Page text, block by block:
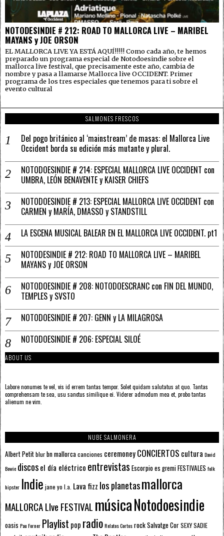
NOTODESINDIE # 212: ROAD TO MALLORCA LIVE – MARIBEL
MAYANS y JOE ORSON
EL MALLORCA LIVE YA ESTÁ AQUÍ!!!!! Como cada año, te hemos
preparado un programa especial de Notodoesindie sobre el
mallorca live festival, que precisamente este año, cambia de
nombre y pasa a llamarse Mallorca live OCCIDENT. Primer
programa de los tres especiales que tenemos para ti sobre el
evento cultural
SALMONES FRESCOS
Del pogo británico al ‘mainstream’ de masas: el Mallorca Live
Occident borda su edición más mutante y plural.
NOTODOESINDIE # 214: ESPECIAL MALLORCA LIVE OCCIDENT con
UMBRA, LEÓN BENAVENTE y KAISER CHIEFS
NOTODOESINDIE # 213: ESPECIAL MALLORCA LIVE OCCIDENT con
CARMEN y MARÍA, DMASSO y STANDSTILL
LA ESCENA MUSICAL BALEAR EN EL MALLORCA LIVE OCCIDENT. pt1
NOTODESINDIE # 212: ROAD TO MALLORCA LIVE – MARIBEL
MAYANS y JOE ORSON
NOTODOESINDIE # 208: NOTODOESCRANC con FIN DEL MUNDO,
TEMPLES y SVSTO
NOTODOESINDIE # 207: GENN y LA MILAGROSA
NOTODOESINDIE # 206: ESPECIAL SILOÉ
ABOUT US
Labore nonumes te vel, vis id errem tantas tempor. Solet quidam salutatus at quo. Tantas
comprehensam te sea, usu sanctus similique ei. Viderer admodum mea et, probo tantas
alienum ne vim.
NUBE SALMONERA
Albert Petitblurbn mallorcacanciones ceremoneyCONCIERTOS cultura David
Bowie discosel día eléctrico entrevistas Escorpioes gremiFESTIVALES folk
hipster Indie jane yo l.a. Lava fizz los planetasmallorca
MALLORCA LIve FESTIVAL músicaNotodoesindie
oasis Pau Forner Playlist pop radioRelatos CortosrockSalvatge CorSEXY SADIE